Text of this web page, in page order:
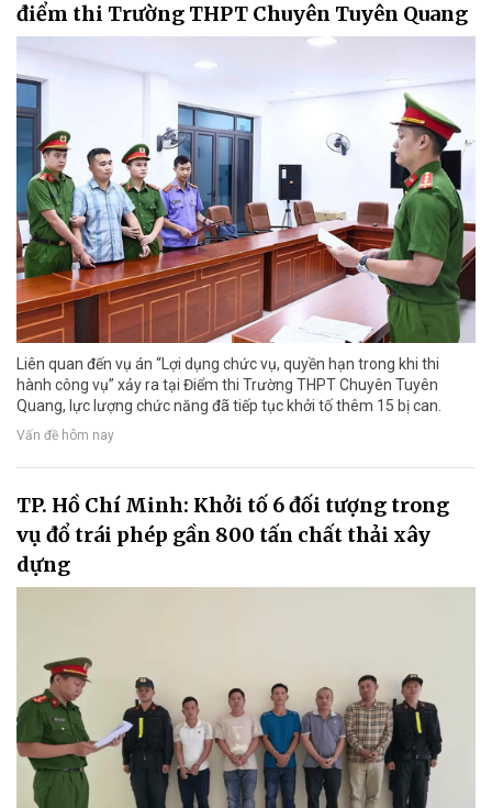
điểm thi Trường THPT Chuyên Tuyên Quang
Liên quan đến vụ án “Lợi dụng chức vụ, quyền hạn trong khi thi
hành công vụ” xảy ra tại Điểm thi Trường THPT Chuyên Tuyên
Quang, lực lượng chức năng đã tiếp tục khởi tố thêm 15 bị can.
Vấn đề hôm nay
TP. Hồ Chí Minh: Khởi tố 6 đối tượng trong
vụ đổ trái phép gần 800 tấn chất thải xây
dựng